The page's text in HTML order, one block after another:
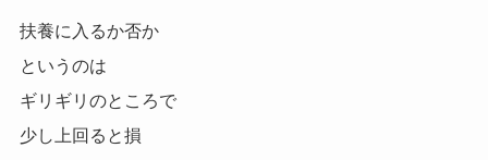
扶養に入るか否か
というのは
ギリギリのところで
少し上回ると損